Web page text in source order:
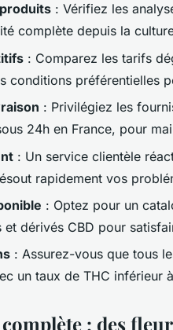
: Vérifiez les
complète depuis la
: Comparez les tarifs
conditions préférentielles
: Privilégiez les
24h en France, pour
: Un service clientèle
rapidement vos
: Optez pour un
et dérivés CBD pour
: Assurez-vous que tous
un taux de THC inférieur
: des